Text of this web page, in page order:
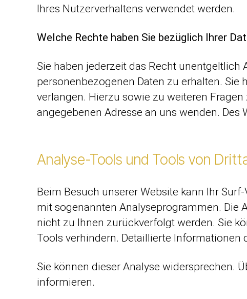
Ihres Nutzerverhaltens verwendet werden.
Welche Rechte haben Sie bezüglich Ihrer
Sie haben jederzeit das Recht
personenbezogenen Daten zu erhalten. Sie
verlangen. Hierzu sowie zu weiteren
angegebenen Adresse an uns wenden.
Analyse-Tools und Tools von
Beim Besuch unserer Website kann Ihr
mit sogenannten Analyseprogrammen. Die
nicht zu Ihnen zurückverfolgt werden. Sie
Tools verhindern. Detaillierte
Sie können dieser Analyse widersprechen.
informieren.